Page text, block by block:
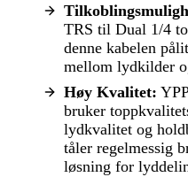
TRS til Dual 1/4
denne kabelen
mellom lydkilder
Høy Kvalitet:
bruker
lydkvalitet og
tåler regelmessig
løsning for